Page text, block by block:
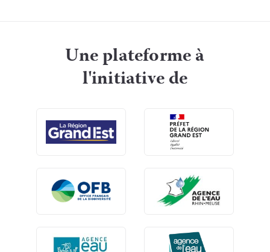
Une plateforme à
l'initiative de